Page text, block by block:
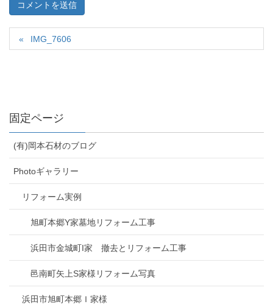
IMG_7606
固定ページ
(有)岡本石材のブログ
Photoギャラリー
リフォーム実例
旭町本郷Y家墓地リフォーム工事
浜田市金城町I家 撤去とリフォーム工事
邑南町矢上S家様リフォーム写真
浜田市旭町本郷Ｉ家様